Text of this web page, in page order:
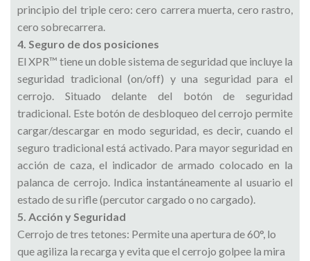
principio del triple cero: cero carrera muerta, cero rastro,
cero sobrecarrera.
4. Seguro de dos posiciones
El XPR™ tiene un doble sistema de seguridad que incluye la
seguridad tradicional (on/off) y una seguridad para el
cerrojo. Situado delante del botón de seguridad
tradicional. Este botón de desbloqueo del cerrojo permite
cargar/descargar en modo seguridad, es decir, cuando el
seguro tradicional está activado. Para mayor seguridad en
acción de caza, el indicador de armado colocado en la
palanca de cerrojo. Indica instantáneamente al usuario el
estado de su rifle (percutor cargado o no cargado).
5. Acción y Seguridad
Cerrojo de tres tetones: Permite una apertura de 60°, lo
que agiliza la recarga y evita que el cerrojo golpee la mira